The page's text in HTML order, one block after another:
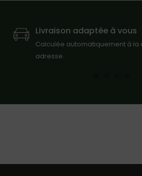
Livraison adaptée à vous
Calculée automatiquement à la
adresse.